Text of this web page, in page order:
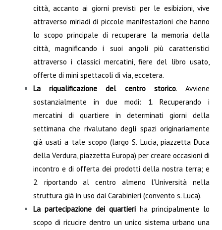
città, accanto ai giorni previsti per le esibizioni, vive
attraverso miriadi di piccole manifestazioni che hanno
lo scopo principale di recuperare la memoria della
città, magnificando i suoi angoli più caratteristici
attraverso i classici mercatini, fiere del libro usato,
offerte di mini spettacoli di via, eccetera.
La riqualificazione del centro storico. Avviene
sostanzialmente in due modi: 1. Recuperando i
mercatini di quartiere in determinati giorni della
settimana che rivalutano degli spazi originariamente
già usati a tale scopo (largo S. Lucia, piazzetta Duca
della Verdura, piazzetta Europa) per creare occasioni di
incontro e di offerta dei prodotti della nostra terra; e
2. riportando al centro almeno l’Università nella
struttura già in uso dai Carabinieri (convento s. Luca).
La partecipazione dei quartieri ha principalmente lo
scopo di ricucire dentro un unico sistema urbano una